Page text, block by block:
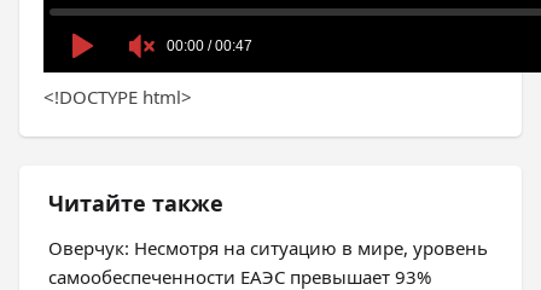
<!DOCTYPE html>
Читайте также
Оверчук: Несмотря на ситуацию в мире, уровень
самообеспеченности ЕАЭС превышает 93%